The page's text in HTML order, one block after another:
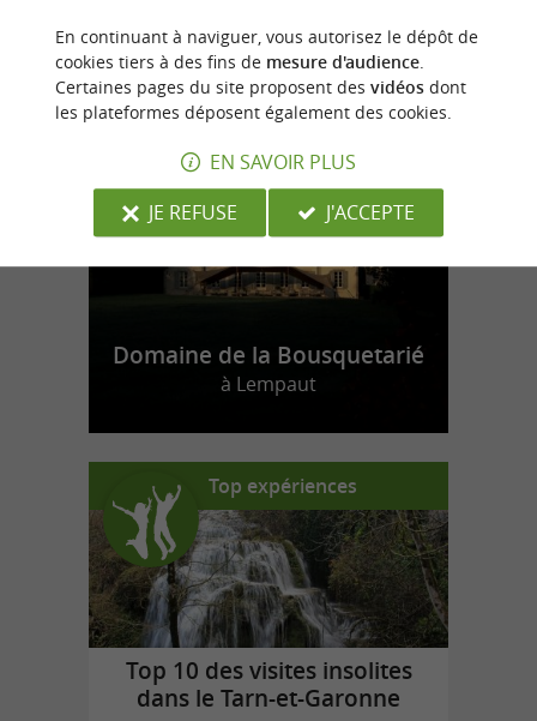
n
o
t
r
e
c
o
u
p
d
e
c
o
e
u
r
Domaine de la Bousquetarié
à Lempaut
Top expériences
Top 10 des visites insolites
dans le Tarn-et-Garonne
En continuant à naviguer, vous autorisez le dépôt de
cookies tiers à des fins de mesure d'audience.
Certaines pages du site proposent des vidéosdont
les plateformes déposent également des cookies.
EN SAVOIR PLUS
JE REFUSE
J'ACCEPTE